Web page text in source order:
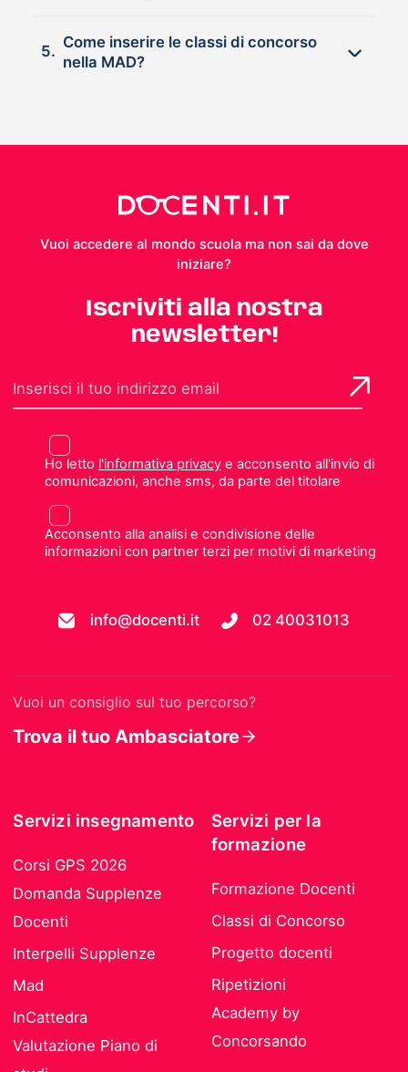
5.
Come inserire le classi di concorso
nella MAD?
Vuoi accedere al mondo scuola ma non sai da dove
iniziare?
Iscriviti alla nostra
newsletter!
Ho letto l'informativa privacye acconsento all'invio di
comunicazioni, anche sms, da parte del titolare
Acconsento alla analisi e condivisione delle
informazioni con partner terzi per motivi di marketing
info@docenti.it 02 40031013
Vuoi un consiglio sul tuo percorso?
Trova il tuo Ambasciatore
Servizi insegnamento
Corsi GPS 2026
Domanda Supplenze
Docenti
Interpelli Supplenze
Mad
InCattedra
Valutazione Piano di
Servizi per la
formazione
Formazione Docenti
Classi di Concorso
Progetto docenti
Ripetizioni
Academy by
Concorsando